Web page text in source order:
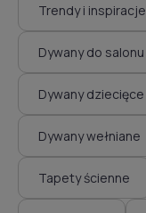
Trendy i inspiracje
Dywany do salonu
Dywany dziecięce
Dywany wełniane
Tapety ścienne